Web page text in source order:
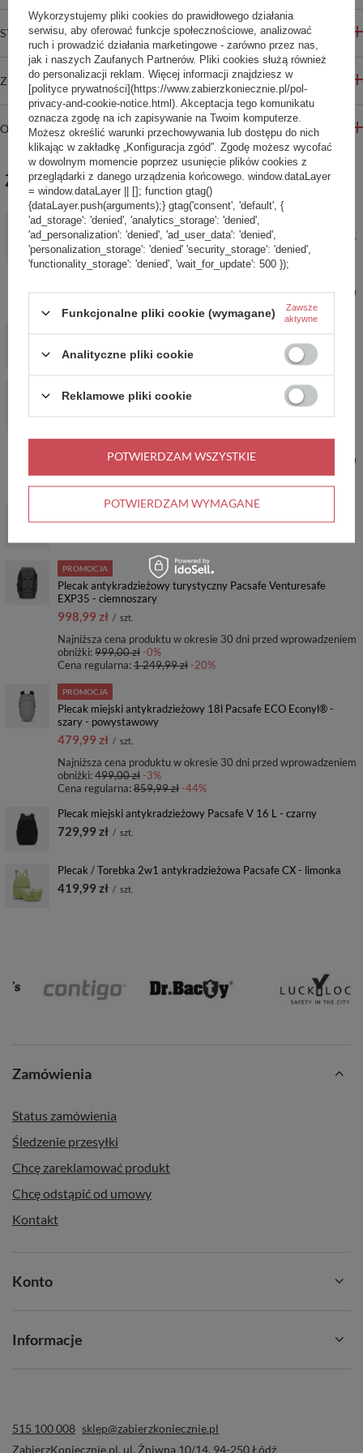
STREFA REKOMENDACJI
ZADAJ PYTANIE
OPINIE
ZABIERZ JESZCZE :)
PROMOCJA
Plecak turystyczny antykradzieżowy na laptopa Pacsafe Vibe 24
l - Szary
569,99 zł / szt.
Najniższa cena produktu w okresie 30 dni przed wprowadzeniem
687,00 zł / szt.
Plecak mini damski antykradzieżowy 8L Pacsafe Citysafe
478,99 zł / szt.
Najniższa cena produktu w okresie 30 dni przed wprowadzeniem
obniżki:559,99 zł-14%
Cena regularna:649,99 zł-26%
Antykradzieżowy plecak miejski Pacsafe Go 15 l - Niebieski
469,99 zł
PROMOCJA
Plecak antykradzieżowy turystyczny Pacsafe Venturesafe
EXP35 - ciemnoszary
998,99 zł / szt.
Najniższa cena produktu w okresie 30 dni przed wprowadzeniem
obniżki:999,00 zł-0%
Cena regularna:1 249,99 zł-20%
PROMOCJA
Plecak miejski antykradzieżowy 18l Pacsafe ECO Econyl® -
szary - powystawowy
479,99 zł / szt.
Najniższa cena produktu w okresie 30 dni przed wprowadzeniem
obniżki:499,00 zł-3%
Cena regularna:859,99 zł-44%
Plecak miejski antykradzieżowy Pacsafe V 16 L - czarny
729,99 zł / szt.
Plecak / Torebka 2w1 antykradzieżowa Pacsafe CX - limonka
419,99 zł / szt.
Zamówienia
Status zamówienia
Śledzenie przesyłki
Chcę zareklamować produkt
Chcę odstąpić od umowy
Kontakt
Konto
Informacje
515 100 008 sklep@zabierzkoniecznie.pl
ZabierzKoniecznie.pl, ul. Żniwna 10/14, 94-250Łódź
Wykorzystujemy pliki cookies do prawidłowego działania
serwisu, aby oferować funkcje społecznościowe, analizować
ruch i prowadzić działania marketingowe - zarówno przez nas,
jak i naszych Zaufanych Partnerów. Pliki cookies służą również
do personalizacji reklam. Więcej informacji znajdziesz w
[polityce prywatności](https://www.zabierzkoniecznie.pl/pol-
privacy-and-cookie-notice.html). Akceptacja tego komunikatu
oznacza zgodę na ich zapisywanie na Twoim komputerze.
Możesz określić warunki przechowywania lub dostępu do nich
klikając w zakładkę „Konfiguracja zgód”. Zgodę możesz wycofać
w dowolnym momencie poprzez usunięcie plików cookies z
przeglądarki z danego urządzenia końcowego. window.dataLayer
= window.dataLayer || []; function gtag()
{dataLayer.push(arguments);} gtag('consent', 'default', {
'ad_storage': 'denied', 'analytics_storage': 'denied',
'ad_personalization': 'denied', 'ad_user_data': 'denied',
'personalization_storage': 'denied' 'security_storage': 'denied',
'functionality_storage': 'denied', 'wait_for_update': 500 });
Funkcjonalne pliki cookie (wymagane)
Zawsze
aktywne
Analityczne pliki cookie
Reklamowe pliki cookie
POTWIERDZAM WYMAGANE
POTWIERDZAM WSZYSTKIE